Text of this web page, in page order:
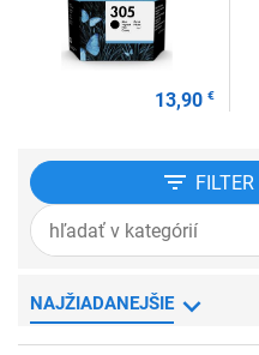
13,90 €
FILTER
NAJŽIADANEJŠIE